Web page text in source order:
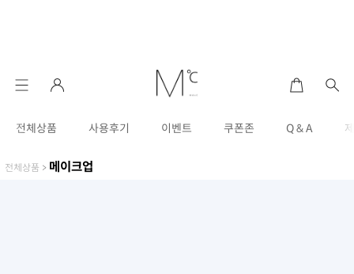
전체상품 사용후기 이벤트 쿠폰존 Q & A
전체상품 > 메이크업